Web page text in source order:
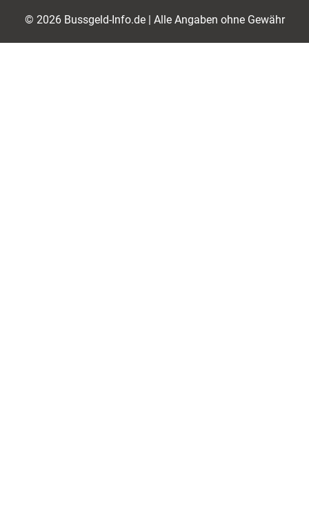
© 2026 Bussgeld-Info.de | Alle Angaben ohne Gewähr